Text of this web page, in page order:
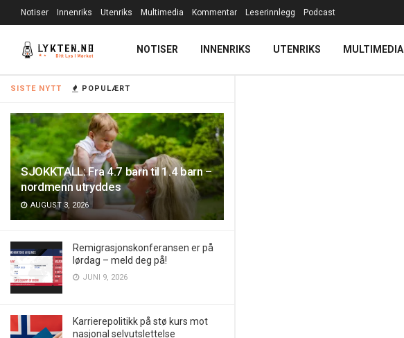
SISTE NYTT POPULÆRT
SJOKKTALL: Fra 4.7 barn til 1.4 barn –
nordmenn utryddes
AUGUST 3, 2026
Remigrasjonskonferansen er på
lørdag – meld deg på!
JUNI 9, 2026
Karrierepolitikk på stø kurs mot
nasjonal selvutslettelse
Notiser Innenriks Utenriks Multimedia Kommentar Leserinnlegg Podcast
NOTISER INNENRIKS UTENRIKS MULTIMEDIA